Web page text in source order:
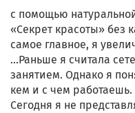
с помощью
«Секрет красоты» без
самое главное, я
...Раньше я считала
занятием. Однако я
кем и с чем работаешь.
Сегодня я не